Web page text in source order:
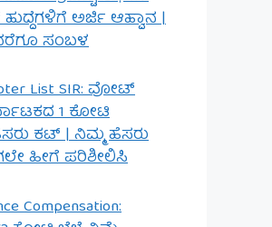
ಅರ್ಜಿ ಆಹ್ವಾನ |
ಸಂಬಳ
List SIR: ವೋಟ್
1 ಕೋಟಿ
ಕಟ್ | ನಿಮ್ಮ ಹೆಸರು
ಹೀಗೆ ಪರಿಶೀಲಿಸಿ
Compensation: